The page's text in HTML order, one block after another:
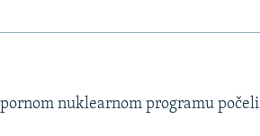
nuklearnom programu počeli